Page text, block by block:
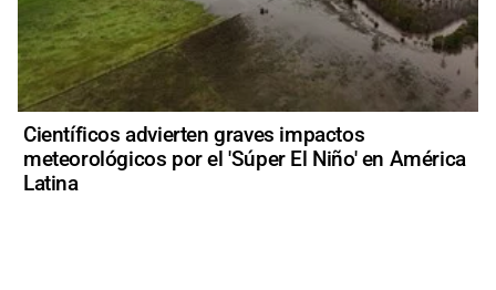
Científicos advierten graves impactos
meteorológicos por el 'Súper El Niño' en América
Latina